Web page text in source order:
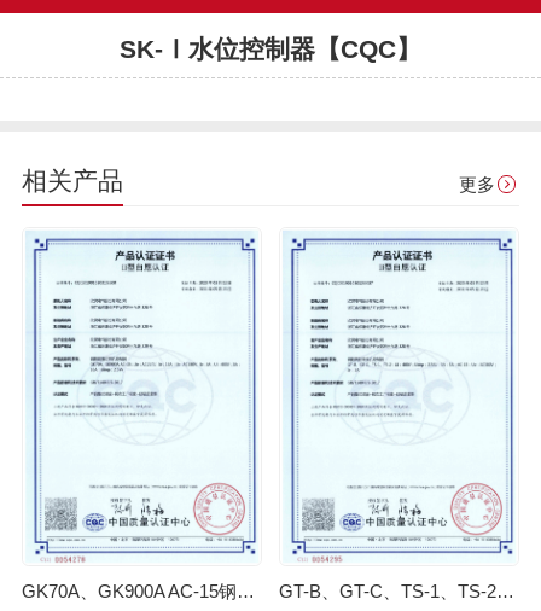
SK-Ⅰ水位控制器【CQC】
相关产品 更多
GK70A、GK900A AC-15钢筋调直切割机控制器【CQC】 GT-B、GT-C、TS-1、TS-2钢筋剥肋套丝机控制器【CQC】